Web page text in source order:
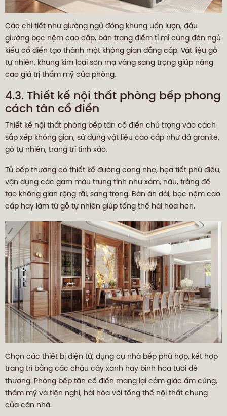
Các chi tiết như giường ngủ đóng khung uốn lượn, đầu
giường bọc nệm cao cấp, bàn trang điểm tỉ mỉ cùng đèn ngủ
kiểu cổ điển tạo thành một không gian đẳng cấp. Vật liệu gỗ
tự nhiên, khung kim loại sơn mạ vàng sang trọng giúp nâng
cao giá trị thẩm mỹ của phòng.
4.3. Thiết kế nội thất phòng bếp phong
cách tân cổ điển
Thiết kế nội thất phòng bếp tân cổ điển chú trọng vào cách
sắp xếp không gian, sử dụng vật liệu cao cấp như đá granite,
gỗ tự nhiên, trang trí tinh xảo.
Tủ bếp thường có thiết kế đường cong nhẹ, họa tiết phù điêu,
vận dụng các gam màu trung tính như xám, nâu, trắng để
tạo không gian rộng rãi, sang trọng. Bàn ăn dài, bọc nệm cao
cấp hay làm từ gỗ tự nhiên giúp tổng thể hài hòa hơn.
Chọn các thiết bị điện tử, dụng cụ nhà bếp phù hợp, kết hợp
trang trí bằng các chậu cây xanh hay bình hoa tươi dễ
thương. Phòng bếp tân cổ điển mang lại cảm giác ấm cúng,
thẩm mỹ và tiện nghi, hài hòa với tổng thể nội thất chung
của căn nhà.